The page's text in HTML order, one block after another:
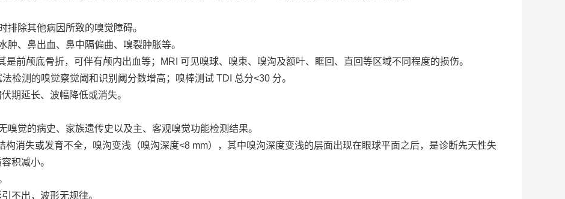
除其他病因所致的嗅觉障碍。
、鼻出血、鼻中隔偏曲、嗅裂肿胀等。
前颅底骨折，可伴有颅内出血等；MRI 可见嗅球、嗅束、嗅沟及额叶、眶回、直回等区域不同程度的损伤。
检测的嗅觉察觉阈和识别阈分数增高；嗅棒测试 TDI 总分<30 分。
期延长、波幅降低或消失。
觉的病史、家族遗传史以及主、客观嗅觉功能检测结果。
构消失或发育不全，嗅沟变浅（嗅沟深度<8 mm），其中嗅沟深度变浅的层面出现在眼球平面之后，是诊断先天性失
积减小。
不出，波形无规律。